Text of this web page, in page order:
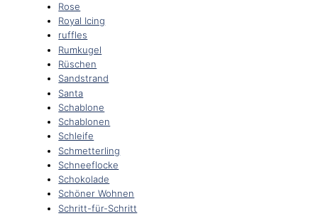
Rose
Royal Icing
ruffles
Rumkugel
Rüschen
Sandstrand
Santa
Schablone
Schablonen
Schleife
Schmetterling
Schneeflocke
Schokolade
Schöner Wohnen
Schritt-für-Schritt